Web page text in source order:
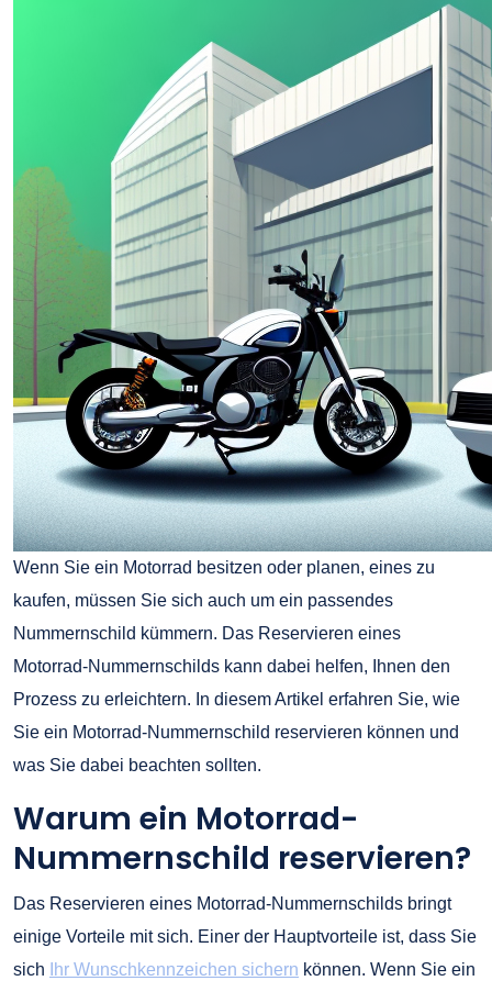
Wenn Sie ein Motorrad besitzen oder planen, eines zu
kaufen, müssen Sie sich auch um ein passendes
Nummernschild kümmern. Das Reservieren eines
Motorrad-Nummernschilds kann dabei helfen, Ihnen den
Prozess zu erleichtern. In diesem Artikel erfahren Sie, wie
Sie ein Motorrad-Nummernschild reservieren können und
was Sie dabei beachten sollten.
Warum ein Motorrad-
Nummernschild reservieren?
Das Reservieren eines Motorrad-Nummernschilds bringt
einige Vorteile mit sich. Einer der Hauptvorteile ist, dass Sie
sich
Ihr Wunschkennzeichen sichern können. Wenn Sie ein